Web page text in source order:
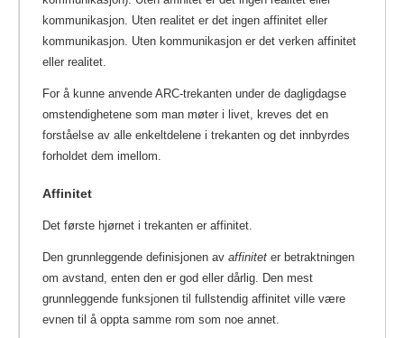
kommunikasjon. Uten realitet er det ingen affinitet eller
kommunikasjon. Uten kommunikasjon er det verken affinitet
eller realitet.
For å kunne anvende ARC-trekanten under de dagligdagse
omstendighetene som man møter i livet, kreves det en
forståelse av alle enkeltdelene i trekanten og det innbyrdes
forholdet dem imellom.
Affinitet
Det første hjørnet i trekanten er affinitet.
Den grunnleggende definisjonen av affinitet er betraktningen
om avstand, enten den er god eller dårlig. Den mest
grunnleggende funksjonen til fullstendig affinitet ville være
evnen til å oppta samme rom som noe annet.